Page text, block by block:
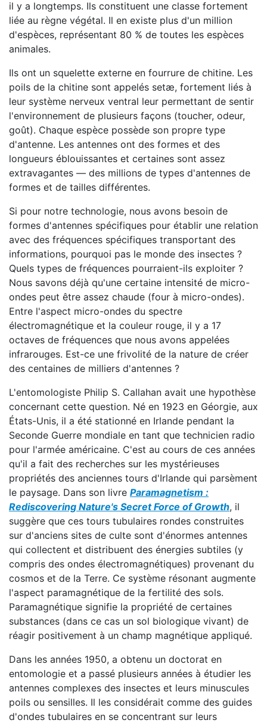
il y a longtemps. Ils constituent une classe fortement
liée au règne végétal. Il en existe plus d'un million
d'espèces, représentant 80 % de toutes les espèces
animales.
Ils ont un squelette externe en fourrure de chitine. Les
poils de la chitine sont appelés setæ, fortement liés à
leur système nerveux ventral leur permettant de sentir
l'environnement de plusieurs façons (toucher, odeur,
goût). Chaque espèce possède son propre type
d'antenne. Les antennes ont des formes et des
longueurs éblouissantes et certaines sont assez
extravagantes — des millions de types d'antennes de
formes et de tailles différentes.
Si pour notre technologie, nous avons besoin de
formes d'antennes spécifiques pour établir une relation
avec des fréquences spécifiques transportant des
informations, pourquoi pas le monde des insectes ?
Quels types de fréquences pourraient-ils exploiter ?
Nous savons déjà qu'une certaine intensité de micro-
ondes peut être assez chaude (four à micro-ondes).
Entre l'aspect micro-ondes du spectre
électromagnétique et la couleur rouge, il y a 17
octaves de fréquences que nous avons appelées
infrarouges. Est-ce une frivolité de la nature de créer
des centaines de milliers d'antennes ?
L'entomologiste Philip S. Callahan avait une hypothèse
concernant cette question. Né en 1923 en Géorgie, aux
États-Unis, il a été stationné en Irlande pendant la
Seconde Guerre mondiale en tant que technicien radio
pour l'armée américaine. C'est au cours de ces années
qu'il a fait des recherches sur les mystérieuses
propriétés des anciennes tours d'Irlande qui parsèment
le paysage. Dans son livre Paramagnetism :
Rediscovering Nature's Secret Force of Growth, il
suggère que ces tours tubulaires rondes construites
sur d'anciens sites de culte sont d'énormes antennes
qui collectent et distribuent des énergies subtiles (y
compris des ondes électromagnétiques) provenant du
cosmos et de la Terre. Ce système résonant augmente
l'aspect paramagnétique de la fertilité des sols.
Paramagnétique signifie la propriété de certaines
substances (dans ce cas un sol biologique vivant) de
réagir positivement à un champ magnétique appliqué.
Dans les années 1950, a obtenu un doctorat en
entomologie et a passé plusieurs années à étudier les
antennes complexes des insectes et leurs minuscules
poils ou sensilles. Il les considérait comme des guides
d'ondes tubulaires en se concentrant sur leurs